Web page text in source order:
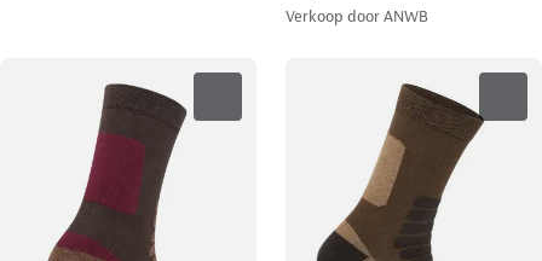
Verkoop doorANWB